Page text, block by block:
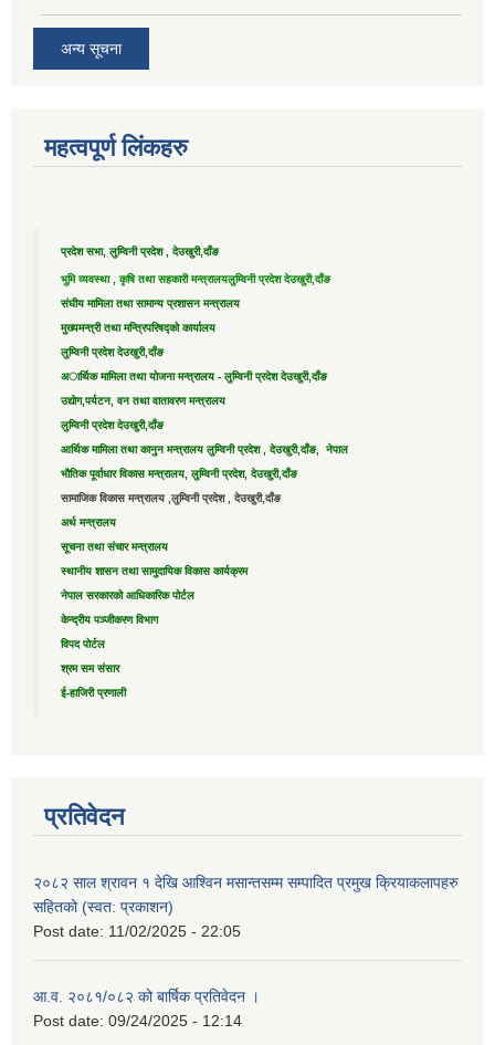
अन्य सूचना
महत्वपूर्ण लिंकहरु
प्रदेश सभा, लुम्विनी प्रदेश , देउखुरी,दाँङ
भुमि व्यवस्था , कृषि तथा सहकारी मन्त्रालयलुम्विनी प्रदेश देउखुरी,दाँङ
संघीय मामिला तथा सामान्य प्रशासन मन्त्रालय
मुख्यमन्त्री तथा मन्त्रिपरिषद्को कार्यालय
लुम्विनी प्रदेश देउखुरी,दाँङ
अार्थिक मामिला तथा योजना मन्त्रालय - लुम्विनी प्रदेश देउखुरी,दाँङ
उद्याेग,पर्यटन, वन तथा वातावरण मन्त्रालय
लुम्विनी प्रदेश देउखुरी,दाँङ
आर्थिक मामिला तथा कानुन मन्त्रालय लुम्विनी प्रदेश , देउखुरी,दाँङ, नेपाल
भौतिक पूर्वाधार विकास मन्त्रालय, लुम्विनी प्रदेश, देउखुरी,दाँङ
सामाजिक विकास मन्त्रालय ,लुम्विनी प्रदेश , देउखुरी,दाँङ
अर्थ मन्त्रालय
सूचना तथा संचार मन्त्रालय
स्थानीय शासन तथा सामुदायिक विकास कार्यक्रम
नेपाल सरकारको आधिकारिक पोर्टल
केन्द्रीय पञ्जीकरण विभाग
विपद पोर्टल
श्रम सम संसार
ई-हाजिरी प्रणाली
प्रतिवेदन
२०८२ साल श्रावन १ देखि आश्विन मसान्तसम्म सम्पादित प्रमुख क्रियाकलापहरु
सहितको (स्वत: प्रकाशन)
Post date: 11/02/2025 - 22:05
आ.व. २०८१/०८२ को बार्षिक प्रतिवेदन ।
Post date: 09/24/2025 - 12:14